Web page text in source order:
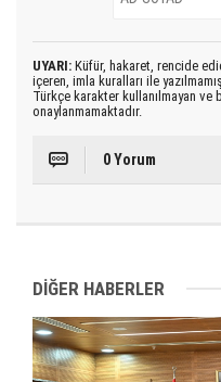
UYARI: Küfür, hakaret, rencide
içeren, imla kuralları ile
Türkçe karakter kullanılmayan ve
onaylanmamaktadır.
0 Yorum
DİĞER HABERLER